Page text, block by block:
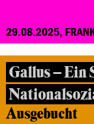
29.08.2025,
Gallus – Ein
Ausgebucht